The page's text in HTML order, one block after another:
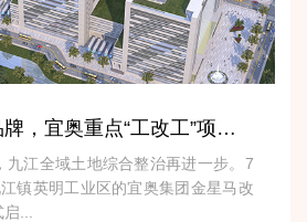
擦亮九江家具品牌，宜奥重点“工改工”项目再提速
九江全域土地综合整治再进一步。7
镇英明工业区的宜奥集团金星马改
...